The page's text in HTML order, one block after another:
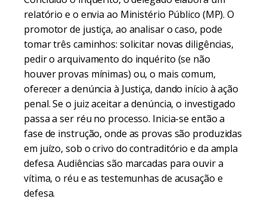
relatório e o envia ao Ministério Público (MP). O
promotor de justiça, ao analisar o caso, pode
tomar três caminhos: solicitar novas diligências,
pedir o arquivamento do inquérito (se não
houver provas mínimas) ou, o mais comum,
oferecer a denúncia à Justiça, dando início à ação
penal. Se o juiz aceitar a denúncia, o investigado
passa a ser réu no processo. Inicia-se então a
fase de instrução, onde as provas são produzidas
em juízo, sob o crivo do contraditório e da ampla
defesa. Audiências são marcadas para ouvir a
vítima, o réu e as testemunhas de acusação e
defesa.